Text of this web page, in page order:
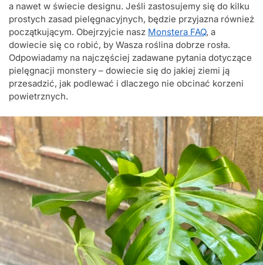
a nawet w świecie designu. Jeśli zastosujemy się do kilku
prostych zasad pielęgnacyjnych, będzie przyjazna również
początkującym. Obejrzyjcie nasz Monstera FAQ, a
dowiecie się co robić, by Wasza roślina dobrze rosła.
Odpowiadamy na najczęściej zadawane pytania dotyczące
pielęgnacji monstery – dowiecie się do jakiej ziemi ją
przesadzić, jak podlewać i dlaczego nie obcinać korzeni
powietrznych.